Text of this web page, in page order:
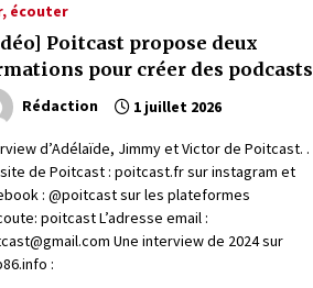
écouter
Poitcast propose deux
pour créer des podcasts
Rédaction 1 juillet 2026
d’Adélaïde, Jimmy et Victor de Poitcast. .
site de Poitcast : poitcast.fr sur instagram et
: @poitcast sur les plateformes
poitcast L’adresse email :
Une interview de 2024 sur
: